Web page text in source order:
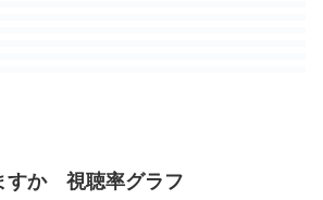
すか 視聴率グラフ